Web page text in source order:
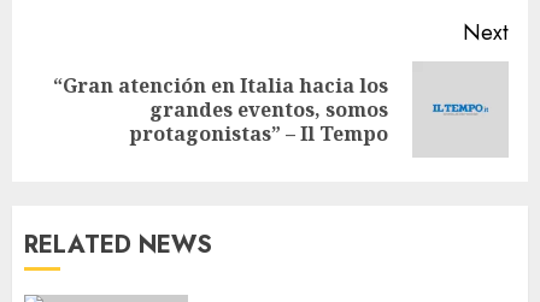
Next
“Gran atención en Italia hacia los
grandes eventos, somos
protagonistas” – Il Tempo
RELATED NEWS